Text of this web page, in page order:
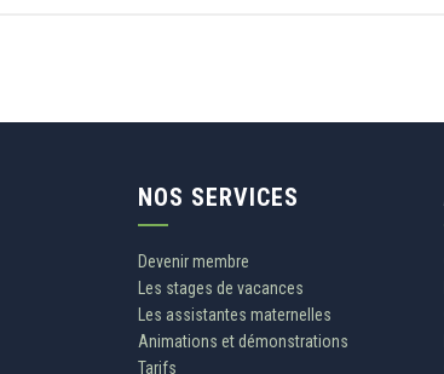
NOS SERVICES
Devenir membre
Les stages de vacances
Les assistantes maternelles
Animations et démonstrations
Tarifs